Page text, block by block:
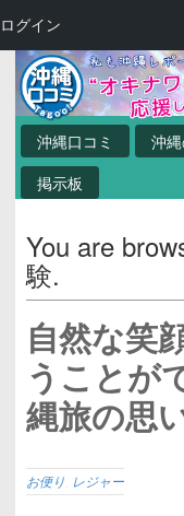
沖縄口コミ 沖
掲示板
You are
験.
自然な笑
うことが
縄旅の思
お便り レジャー
ログイン